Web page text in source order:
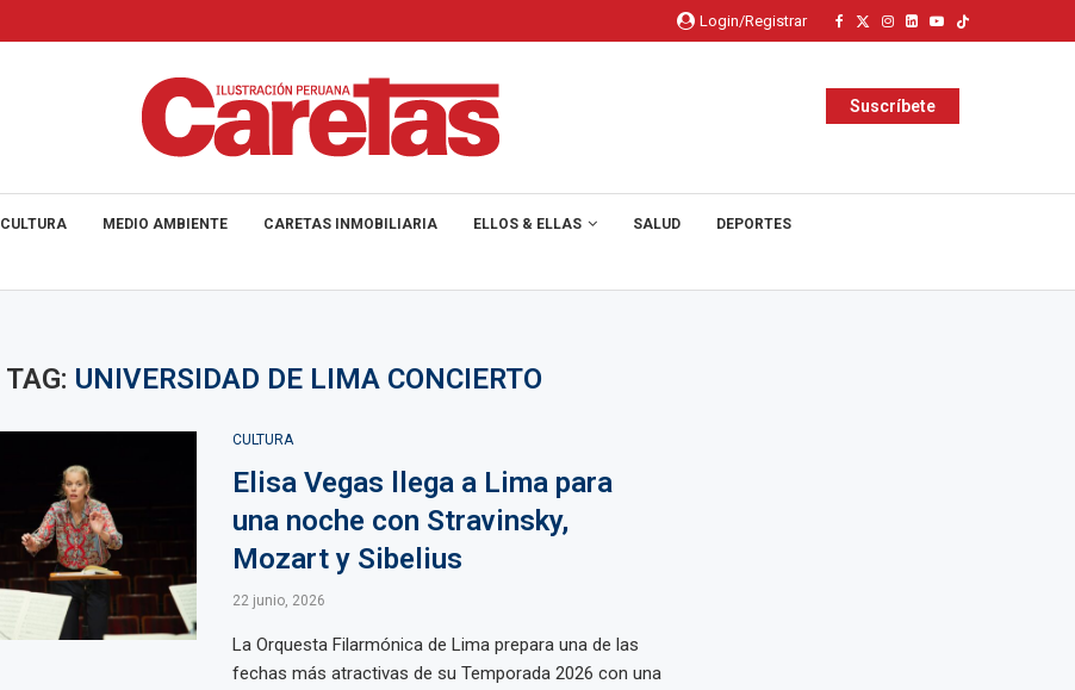
Login/Registrar
Suscríbete
CULTURA MEDIO AMBIENTE CARETAS INMOBILIARIA ELLOS & ELLAS SALUD DEPORTES
TAG: UNIVERSIDAD DE LIMA CONCIERTO
CULTURA
Elisa Vegas llega a Lima para
una noche con Stravinsky,
Mozart y Sibelius
22 junio, 2026
La Orquesta Filarmónica de Lima prepara una de las
fechas más atractivas de su Temporada 2026 con una